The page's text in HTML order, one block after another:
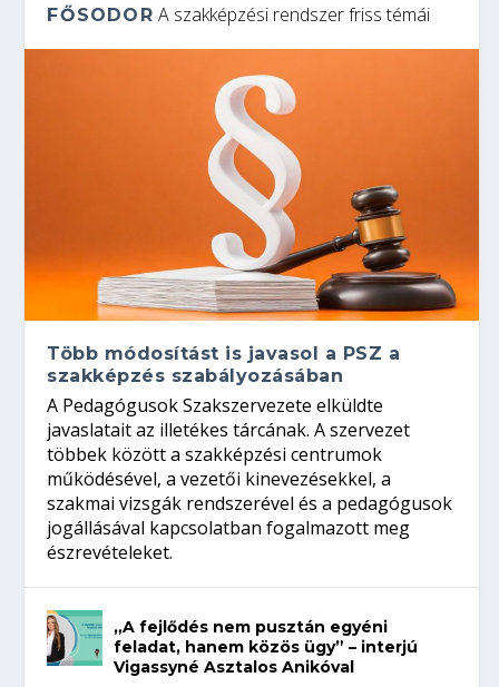
FŐSODOR A szakképzési rendszer friss témái
Több módosítást is javasol a PSZ a
szakképzés szabályozásában
A Pedagógusok Szakszervezete elküldte
javaslatait az illetékes tárcának. A szervezet
többek között a szakképzési centrumok
működésével, a vezetői kinevezésekkel, a
szakmai vizsgák rendszerével és a pedagógusok
jogállásával kapcsolatban fogalmazott meg
észrevételeket.
„A fejlődés nem pusztán egyéni
feladat, hanem közös ügy” – interjú
Vigassyné Asztalos Anikóval